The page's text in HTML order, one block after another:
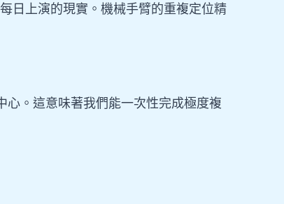
日上演的現實。機械手臂的重複定位精
心。這意味著我們能一次性完成極度複